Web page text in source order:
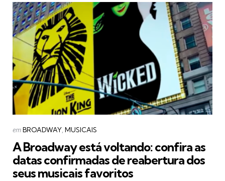
Categorias
Postado
emBROADWAY MUSICAIS
A Broadway está voltando: confira as
datas confirmadas de reabertura dos
seus musicais favoritos